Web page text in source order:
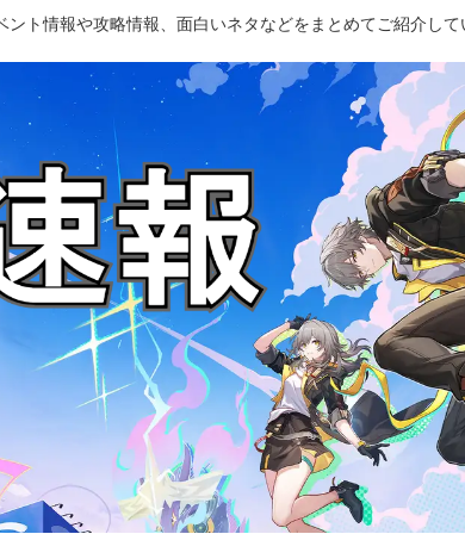
ト情報や攻略情報、面白いネタなどをまとめてご紹介して